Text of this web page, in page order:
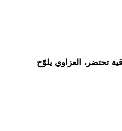
تحتضر، العزاوي يلوّح